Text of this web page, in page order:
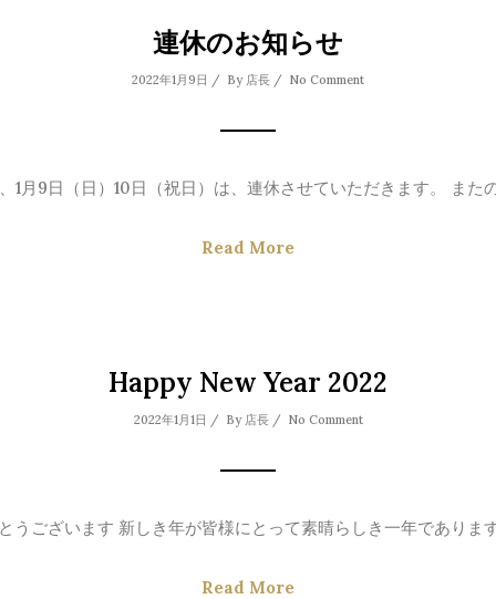
連休のお知らせ
2022年1月9日 / By 店長 / No Comment
1月9日（日）10日（祝日）は、連休させていただきます。 ま
Read More
Happy New Year 2022
2022年1月1日 / By 店長/ No Comment
うございます 新しき年が皆様にとって素晴らしき一年であり
Read More